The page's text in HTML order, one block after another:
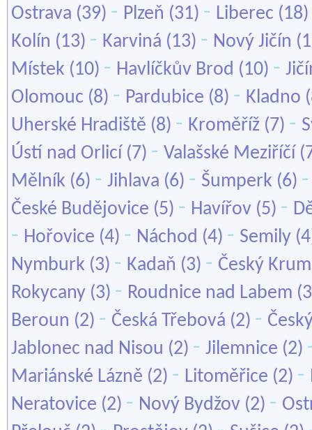
Ostrava (39) - Plzeň (31) - Liberec (18)
Kolín (13) - Karviná (13) - Nový Jičín
Místek (10) - Havlíčkův Brod (10) -
Olomouc (8) - Pardubice (8) - Kladno
Uherské Hradiště (8) - Kroměříž (7) -
Ústí nad Orlicí (7) - Valašské Meziříčí
Mělník (6) - Jihlava (6) - Šumperk (6)
České Budějovice (5) - Havířov (5) -
- Hořovice (4) - Náchod (4) - Semily
Nymburk (3) - Kadaň (3) - Český
Rokycany (3) - Roudnice nad Labem
Beroun (2) - Česká Třebová (2) -
Jablonec nad Nisou (2) - Jilemnice (2)
Mariánské Lázně (2) - Litoměřice (2) -
Neratovice (2) - Nový Bydžov (2) -